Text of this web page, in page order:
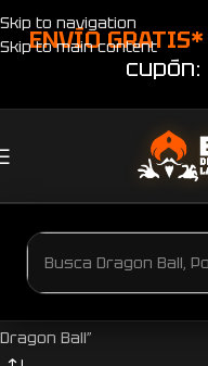
Skip to navigation
Skip to main content
ENVÍO GRATIS*
cupón:
Inicio
Dragon Ball”